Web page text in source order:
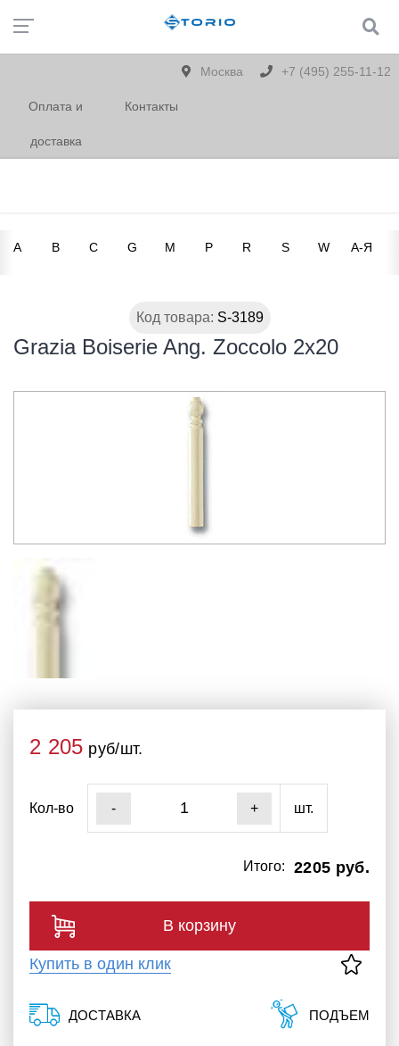
Москва +7 (495) 255-11-12
Оплата и
доставка
Контакты
A B C G M P R S W А-Я
Код товара: S-3189
Grazia Boiserie Ang. Zoccolo 2x20
2 205 руб/шт.
Кол-во - + шт.
2205 руб.
Итого:
В корзину
Купить в один клик
ДОСТАВКА ПОДЪЕМ